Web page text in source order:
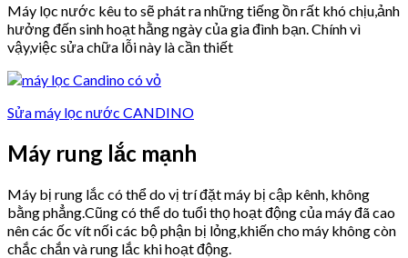
Máy lọc nước kêu to sẽ phát ra những tiếng ồn rất khó chịu,ảnh
hưởng đến sinh hoạt hằng ngày của gia đình bạn. Chính vì
vậy,việc sửa chữa lỗi này là cần thiết
Sửa máy lọc nước CANDINO
Máy rung lắc mạnh
Máy bị rung lắc có thể do vị trí đặt máy bị cập kênh, không
bằng phẳng.Cũng có thể do tuổi thọ hoạt động của máy đã cao
nên các ốc vít nối các bộ phận bị lỏng,khiến cho máy không còn
chắc chắn và rung lắc khi hoạt động.